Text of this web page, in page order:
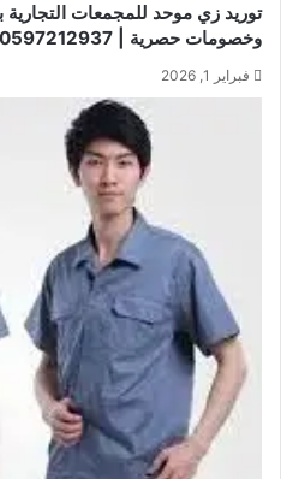
توريد زي موحد للمجمعات التجارية
وخصومات حصرية | 0597212937
فبراير 1, 2026